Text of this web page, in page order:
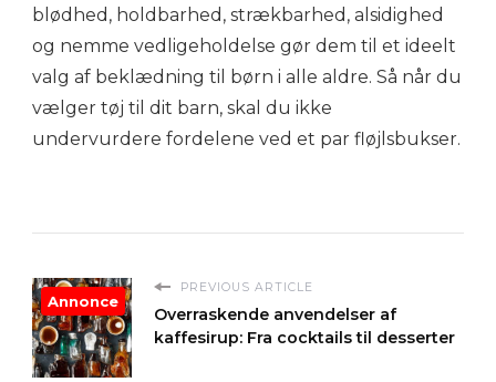
blødhed, holdbarhed, strækbarhed, alsidighed
og nemme vedligeholdelse gør dem til et ideelt
valg af beklædning til børn i alle aldre. Så når du
vælger tøj til dit barn, skal du ikke
undervurdere fordelene ved et par fløjlsbukser.
PREVIOUS ARTICLE
Overraskende anvendelser af
kaffesirup: Fra cocktails til desserter
Annonce